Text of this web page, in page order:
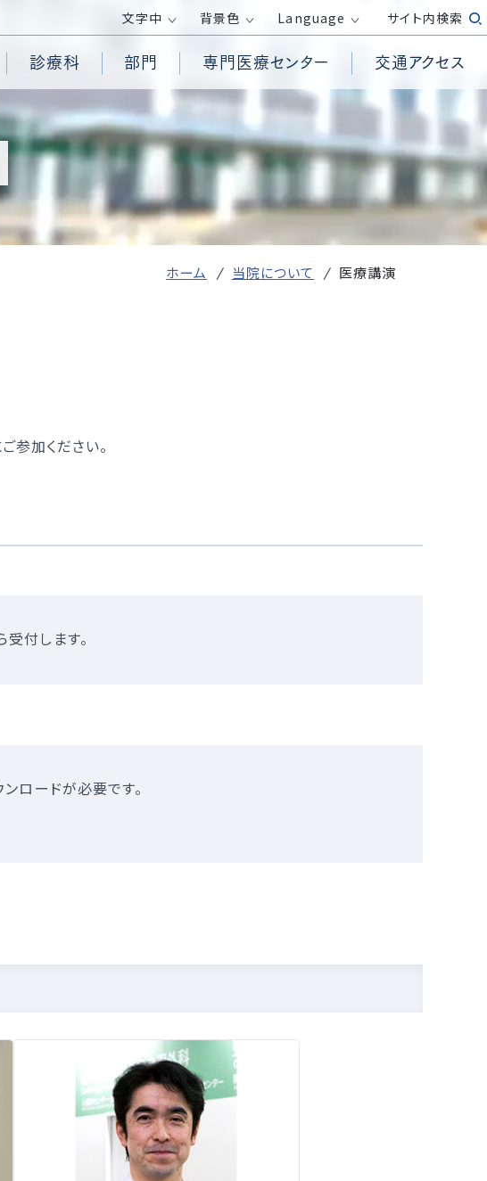
文字中 背景色 Language サイト内検索
診療科 部門 専門医療センター 交通アクセス
、患者の義務
ン
医療倫理に関する指針
包括同意について
院内の撮影・録音について
ホームページ掲載が必要な事項（施
イオ後続品の使用
受付方法
患者様からの相談受付窓口
面会時間・面会制限
循環器内科
消化器内科
整形外科
産婦人科
皮膚科
ム
高気圧酸素治療室
救急救命士
訪問看護ステーション
居宅介護支援事業所
ー
透析センター
外来化学療法センター
膠原病リウマチセンター
ロボット手術センター
健康管理センター
ホーム 当院について 医療講演
参加ください。
付します。
ロードが必要です。